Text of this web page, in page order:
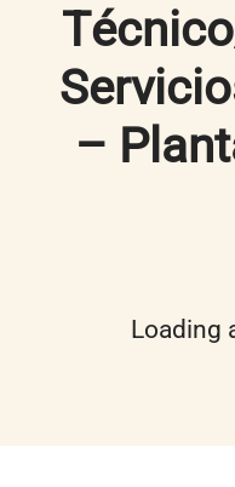
–
Loading